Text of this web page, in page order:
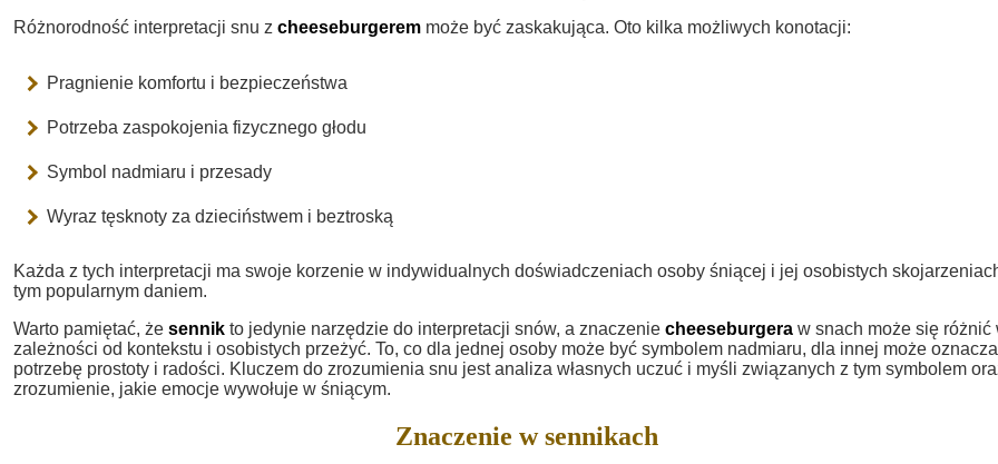
Różnorodność interpretacji snu z cheeseburgerem może być zaskakująca. Oto kilka możliwych konotacji:
Pragnienie komfortu i bezpieczeństwa
Potrzeba zaspokojenia fizycznego głodu
Symbol nadmiaru i przesady
Wyraz tęsknoty za dzieciństwem i beztroską
Każda z tych interpretacji ma swoje korzenie w indywidualnych doświadczeniach osoby śniącej i jej osobistych
tym popularnym daniem.
Warto pamiętać, że sennik to jedynie narzędzie do interpretacji snów, a znaczenie cheeseburgera w snach może się różnić
zależności od kontekstu i osobistych przeżyć. To, co dla jednej osoby może być symbolem nadmiaru, dla innej może
potrzebę prostoty i radości. Kluczem do zrozumienia snu jest analiza własnych uczuć i myśli związanych z tym symbolem
zrozumienie, jakie emocje wywołuje w śniącym.
Znaczenie w sennikach